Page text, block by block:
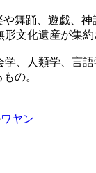
や舞踊、遊戯、
形文化遺産が集
学、人類学、言
の。
ワヤン